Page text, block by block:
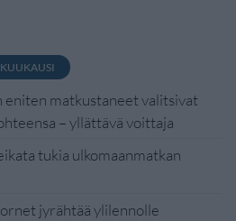
KUUKAUSI
eniten matkustaneet valitsivat
– yllättävä voittaja
tukia ulkomaanmatkan
jyrähtää ylilennolle